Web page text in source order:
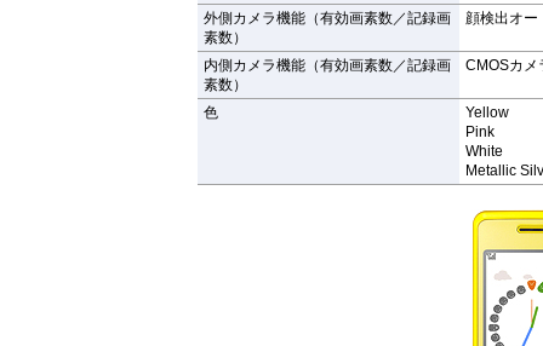
外側カメラ機能（有効画素数／記録画
素数）
顔検出オ
内側カメラ機能（有効画素数／記録画
素数）
CMOSカメ
色
Yellow
Pink
White
Metallic